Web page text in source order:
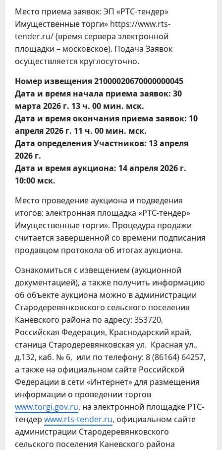
Место приема заявок: ЭП «РТС-тендер»
Имущественные торги» https://www.rts-
tender.ru/ (время сервера электронной
площадки – московское). Подача Заявок
осуществляется круглосуточно.
Номер извещения 21000020670000000045
Дата и время начала приема заявок: 30
марта 2026 г. 13 ч. 00 мин. мск.
Дата и время окончания приема заявок: 10
апреля 2026 г. 11 ч. 00 мин. мск.
Дата определения Участников: 13 апреля
2026 г.
Дата и время аукциона: 14 апреля 2026 г.
10:00 мск.
Место проведение аукциона и подведения
итогов: электронная площадка «РТС-тендер»
Имущественные торги». Процедура продажи
считается завершенной со времени подписания
продавцом протокола об итогах аукциона.
Ознакомиться с извещением (аукционной
документацией), а также получить информацию
об объекте аукциона можно в администрации
Стародеревянковского сельского поселения
Каневского района по адресу: 353720,
Российская Федерация, Краснодарский край,
станица Стародеревянковская ул. Красная ул.,
д.132, каб. № 6, или по телефону: 8 (86164) 64257,
а также на официальном сайте Российской
Федерации в сети «Интернет» для размещения
информации о проведении торгов
www.torgi.gov.ru, на электронной площадке РТС-
тендер www.rts-tender.ru, официальном сайте
администрации Стародеревянковского
сельского поселения Каневского района